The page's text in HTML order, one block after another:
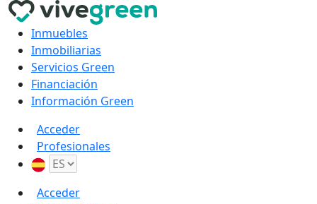
Inmuebles
Inmobiliarias
Servicios Green
Financiación
Información Green
Acceder
Profesionales
Acceder